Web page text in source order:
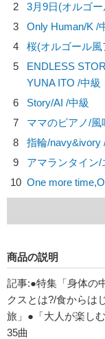
2
3月9日(オルゴ
3
Only Human/K /
4
桜(オルゴール
5
ENDLESS
YUNA ITO /中級
6
Story/AI /中級
7
ママのピアノ/風
8
指輪/navy&ivory
9
アマランタイン/
10 One more
商品の説明
記事:●特集「身体の
クスとは?/食からは
旅」●「大人が楽し
35曲